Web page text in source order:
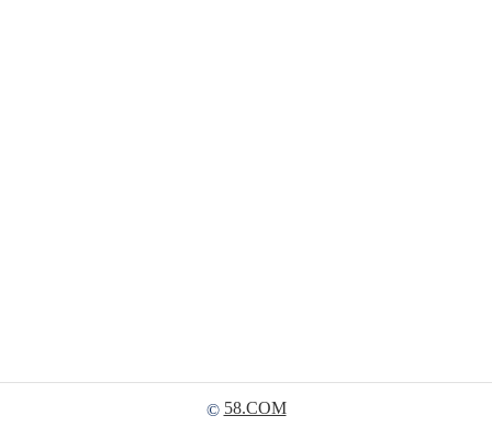
© 58.COM